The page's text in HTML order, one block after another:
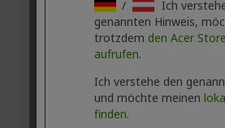
/
Ich
genannten Hinweis,
trotzdem den Acer
aufrufen.
Ich verstehe den
und möchte meinen
finden.